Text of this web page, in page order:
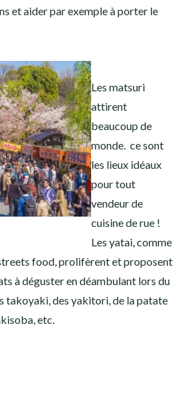
et aider par exemple à porter le
Les matsuri
attirent
beaucoup de
monde. ce sont
les lieux idéaux
pour tout
vendeur de
cuisine de rue !
Les yatai, comme
food, prolifèrent et proposent
à déguster en déambulant lors du
takoyaki, des yakitori, de la patate
etc.